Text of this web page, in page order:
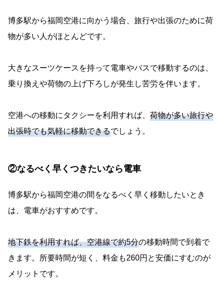
博多駅から福岡空港に向かう場合、旅行や出張のために荷
物が多い人がほとんどです。
大きなスーツケースを持って電車やバスで移動するのは、
乗り換えや荷物の上げ下ろしが発生し苦労を伴います。
空港への移動にタクシーを利用すれば、 荷物が多い旅行や
出張時でも気軽に移動できるでしょう。
②なるべく早くつきたいなら電車
博多駅から福岡空港の間をなるべく早く移動したいとき
は、電車がおすすめです。
地下鉄を利用すれば、空港線で約5分の移動時間で到着で
きます。所要時間が短く、料金も260円と安価にすむのが
メリットです。